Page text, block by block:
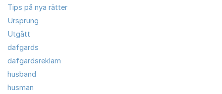
Tips på nya rätter
Ursprung
Utgått
dafgards
dafgardsreklam
husband
husman